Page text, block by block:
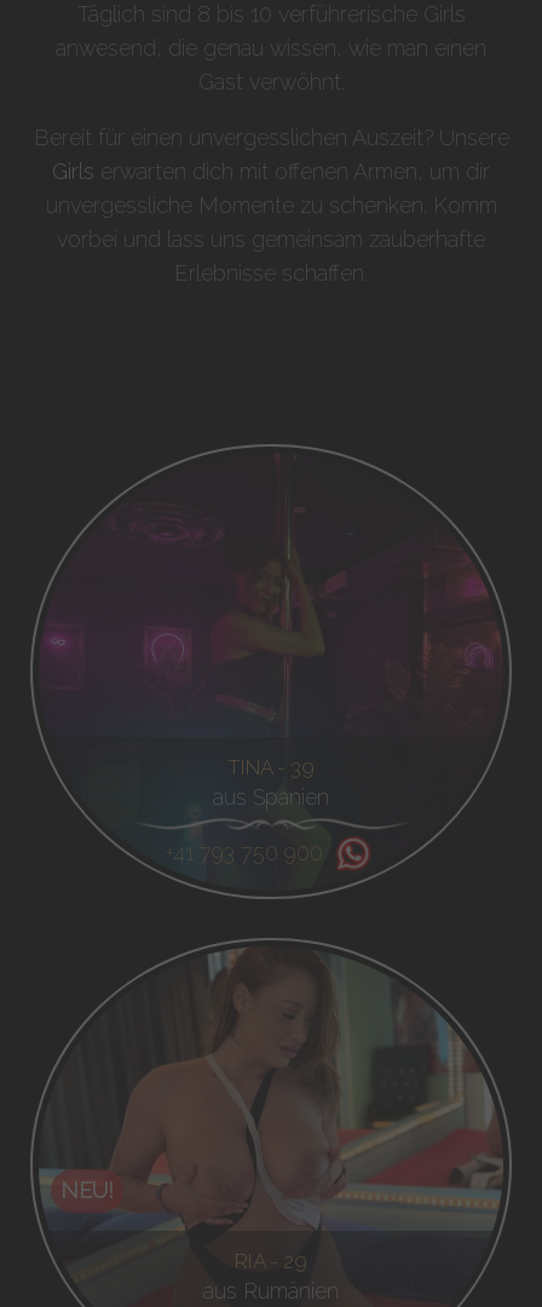
Täglich sind 8 bis 10 verführerische Girls
anwesend, die genau wissen, wie man einen
Gast verwöhnt.
Bereit für einen unvergesslichen Auszeit? Unsere
Girls erwarten dich mit offenen Armen, um dir
unvergessliche Momente zu schenken. Komm
vorbei und lass uns gemeinsam zauberhafte
Erlebnisse schaffen.
TINA - 39
aus Spanien
+41 793 750 900
NEU!
RIA - 29
aus Rumänien